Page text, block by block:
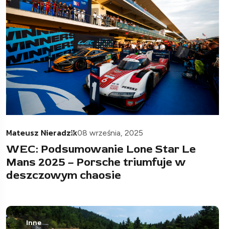
Mateusz Nieradzik08 września, 2025
WEC: Podsumowanie Lone Star Le
Mans 2025 – Porsche triumfuje w
deszczowym chaosie
Inne